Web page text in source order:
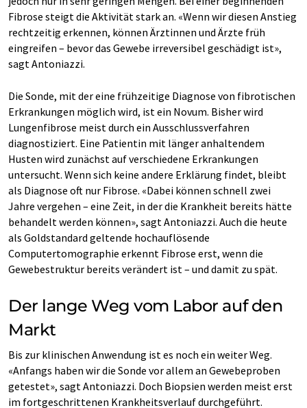
Fibrose steigt die Aktivität stark an. «Wenn wir diesen Anstieg
rechtzeitig erkennen, können Ärztinnen und Ärzte früh
eingreifen – bevor das Gewebe irreversibel geschädigt ist»,
sagt Antoniazzi.
Die Sonde, mit der eine frühzeitige Diagnose von fibrotischen
Erkrankungen möglich wird, ist ein Novum. Bisher wird
Lungenfibrose meist durch ein Ausschlussverfahren
diagnostiziert. Eine Patientin mit länger anhaltendem
Husten wird zunächst auf verschiedene Erkrankungen
untersucht. Wenn sich keine andere Erklärung findet, bleibt
als Diagnose oft nur Fibrose. «Dabei können schnell zwei
Jahre vergehen – eine Zeit, in der die Krankheit bereits hätte
behandelt werden können», sagt Antoniazzi. Auch die heute
als Goldstandard geltende hochauflösende
Computertomographie erkennt Fibrose erst, wenn die
Gewebestruktur bereits verändert ist – und damit zu spät.
Der lange Weg vom Labor auf den
Markt
Bis zur klinischen Anwendung ist es noch ein weiter Weg.
«Anfangs haben wir die Sonde vor allem an Gewebeproben
getestet», sagt Antoniazzi. Doch Biopsien werden meist erst
im fortgeschrittenen Krankheitsverlauf durchgeführt.